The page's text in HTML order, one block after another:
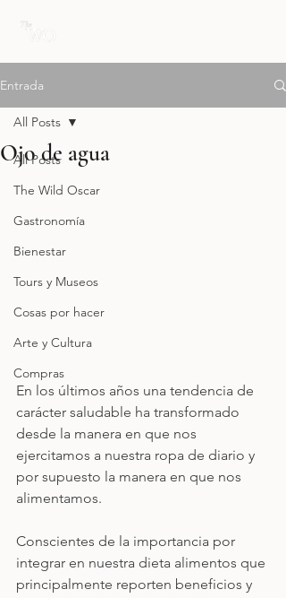
Entrada
All Posts
The Wild Oscar
Gastronomía
Bienestar
Tours y Museos
Cosas por hacer
Arte y Cultura
Compras
All Posts
Ojo de agua
En los últimos años una tendencia de
carácter saludable ha transformado
desde la manera en que nos
ejercitamos a nuestra ropa de diario y
por supuesto la manera en que nos
alimentamos.
Conscientes de la importancia por
integrar en nuestra dieta alimentos que
principalmente reporten beneficios y